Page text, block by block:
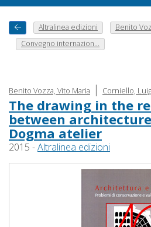
Altralinea edizioni
Benito
Convegno internazion...
Benito Vozza, Vito Maria | Corniello,
The drawing in the
between
Dogma atelier
2015 -Altralinea edizioni